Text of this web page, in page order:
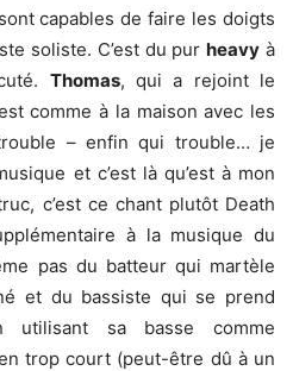
capables de faire les doigts
soliste. C’est du purheavy à
Thomas, qui a rejoint le
comme à la maison avec les
– enfin qui trouble… je
et c’est là qu’est à mon
c’est ce chant plutôt Death
à la musique du
pas du batteur qui martèle
et du bassiste qui se prend
utilisant sa basse comme
trop court (peut-être dû à un